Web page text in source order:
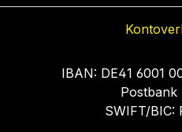
IBAN: DE41 6001
Postbank
SWIFT/BIC: